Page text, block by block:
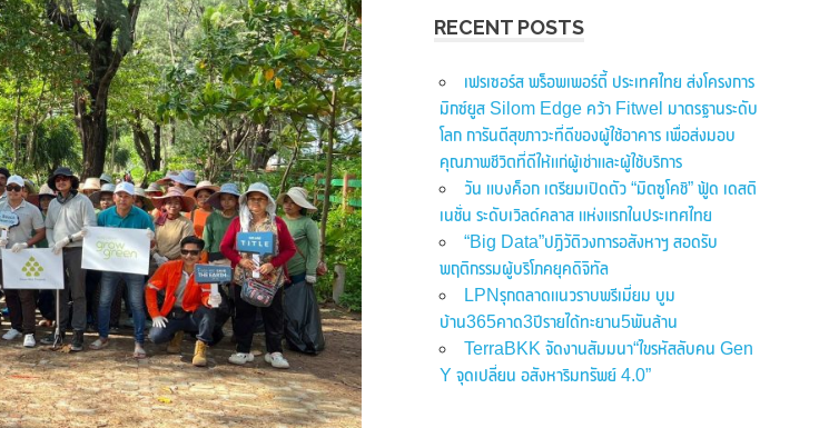
RECENT POSTS
เฟรเซอร์ส พร็อพเพอร์ตี้ ประเทศไทย ส่งโครงการ
มิกซ์ยูส Silom Edge คว้า Fitwel มาตรฐานระดับ
โลก การันตีสุขภาวะที่ดีของผู้ใช้อาคาร เพื่อส่งมอบ
คุณภาพชีวิตที่ดีให้แก่ผู้เช่าและผู้ใช้บริการ
วัน แบงค็อก เตรียมเปิดตัว “มิตซูโคชิ” ฟู้ด เดสติ
เนชั่น ระดับเวิลด์คลาส แห่งแรกในประเทศไทย
“Big Data”ปฏิวัติวงการอสังหาฯ สอดรับ
พฤติกรรมผู้บริโภคยุคดิจิทัล
LPNรุกตลาดแนวราบพรีเมี่ยม บูม
บ้าน365คาด3ปีรายได้ทะยาน5พันล้าน
TerraBKK จัดงานสัมมนา“ไขรหัสลับคน Gen
Y จุดเปลี่ยน อสังหาริมทรัพย์ 4.0”